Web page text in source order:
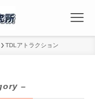
TDLアトラクション
–